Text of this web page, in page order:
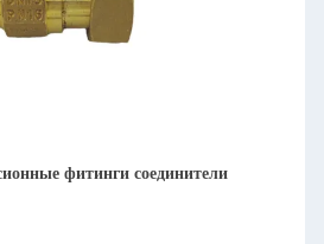
фитинги соединители